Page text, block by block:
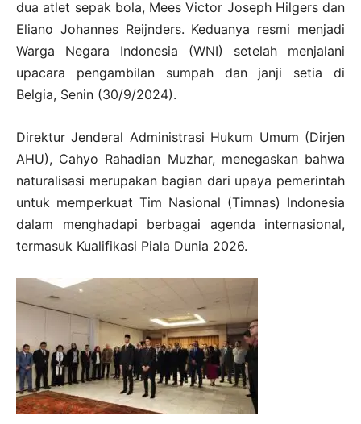
dua atlet sepak bola, Mees Victor Joseph Hilgers dan
Eliano Johannes Reijnders. Keduanya resmi menjadi
Warga Negara Indonesia (WNI) setelah menjalani
upacara pengambilan sumpah dan janji setia di
Belgia, Senin (30/9/2024).
Direktur Jenderal Administrasi Hukum Umum (Dirjen
AHU), Cahyo Rahadian Muzhar, menegaskan bahwa
naturalisasi merupakan bagian dari upaya pemerintah
untuk memperkuat Tim Nasional (Timnas) Indonesia
dalam menghadapi berbagai agenda internasional,
termasuk Kualifikasi Piala Dunia 2026.